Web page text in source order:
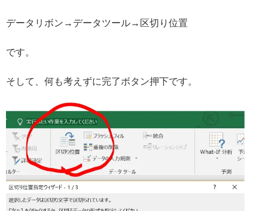
データリボン→データツール→区切り位置
です。
そして、何も考えずに完了ボタン押下です。